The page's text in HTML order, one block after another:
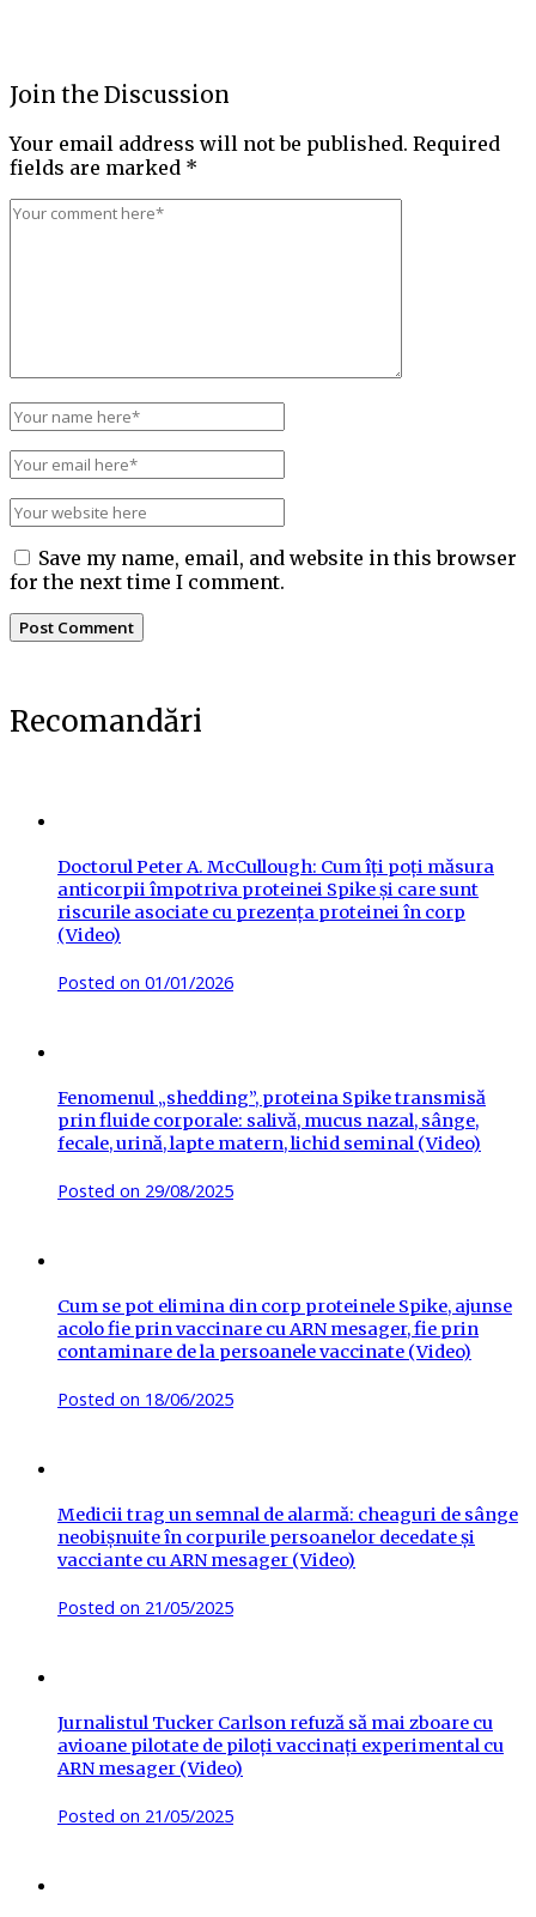
Join the Discussion
Your email address will not be published. Required
fields are marked *
Save my name, email, and website in this browser
for the next time I comment.
Recomandări
Doctorul Peter A. McCullough: Cum îți poți măsura
anticorpii împotriva proteinei Spike și care sunt
riscurile asociate cu prezența proteinei în corp
(Video)
Posted on 01/01/2026
Fenomenul „shedding”, proteina Spike transmisă
prin fluide corporale: salivă, mucus nazal, sânge,
fecale, urină, lapte matern, lichid seminal (Video)
Posted on 29/08/2025
Cum se pot elimina din corp proteinele Spike, ajunse
acolo fie prin vaccinare cu ARN mesager, fie prin
contaminare de la persoanele vaccinate (Video)
Posted on 18/06/2025
Medicii trag un semnal de alarmă: cheaguri de sânge
neobișnuite în corpurile persoanelor decedate și
vacciante cu ARN mesager (Video)
Posted on 21/05/2025
Jurnalistul Tucker Carlson refuză să mai zboare cu
avioane pilotate de piloți vaccinați experimental cu
ARN mesager (Video)
Posted on 21/05/2025